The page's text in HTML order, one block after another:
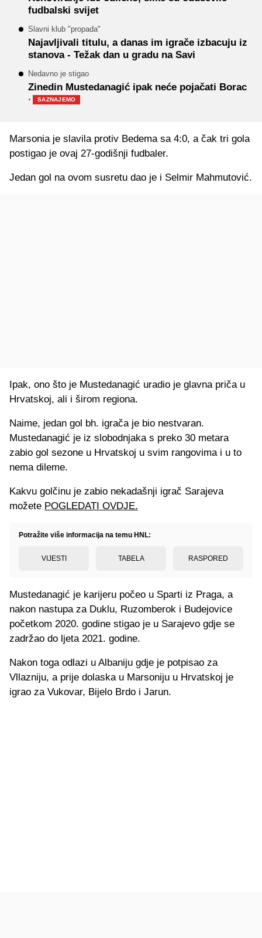
fudbalski svijet
Slavni klub "propada"
Najavljivali titulu, a danas im igrače izbacuju iz
stanova - Težak dan u gradu na Savi
Nedavno je stigao
Zinedin Mustedanagić ipak neće pojačati Borac
· SAZNAJEMO
Marsonia je slavila protiv Bedema sa 4:0, a čak tri gola
postigao je ovaj 27-godišnji fudbaler.
Jedan gol na ovom susretu dao je i Selmir Mahmutović.
Ipak, ono što je Mustedanagić uradio je glavna priča u
Hrvatskoj, ali i širom regiona.
Naime, jedan gol bh. igrača je bio nestvaran.
Mustedanagić je iz slobodnjaka s preko 30 metara
zabio gol sezone u Hrvatskoj u svim rangovima i u to
nema dileme.
Kakvu golčinu je zabio nekadašnji igrač Sarajeva
možete POGLEDATI OVDJE.
Potražite više informacija na temu HNL:
VIJESTI TABELA RASPORED
Mustedanagić je karijeru počeo u Sparti iz Praga, a
nakon nastupa za Duklu, Ruzomberok i Budejovice
početkom 2020. godine stigao je u Sarajevo gdje se
zadržao do ljeta 2021. godine.
Nakon toga odlazi u Albaniju gdje je potpisao za
Vllazniju, a prije dolaska u Marsoniju u Hrvatskoj je
igrao za Vukovar, Bijelo Brdo i Jarun.